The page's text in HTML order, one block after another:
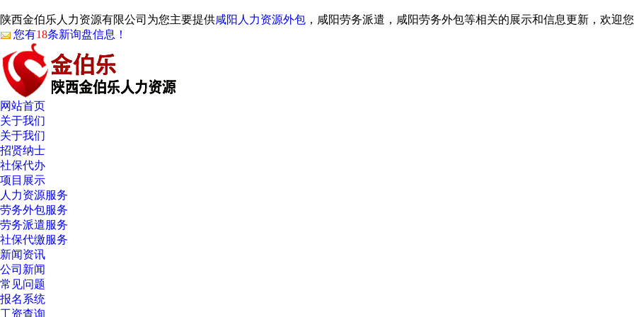
陕西金伯乐人力资源有限公司为您主要提供咸阳人力资源外包 ，咸阳劳务派遣，咸阳劳务外包等相关的展示和信息更新，欢迎
您有18条新询盘信息！
网站首页
关于我们
关于我们
招贤纳士
社保代办
项目展示
人力资源服务
劳务外包服务
劳务派遣服务
社保代缴服务
新闻资讯
公司新闻
常见问题
报名系统
工资查询